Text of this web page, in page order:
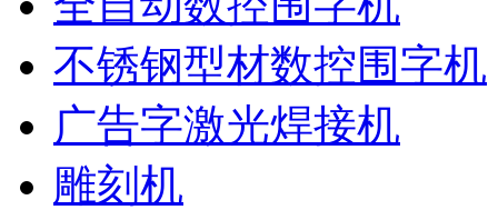
不锈钢型材数控围字机
广告字激光焊接机
雕刻机